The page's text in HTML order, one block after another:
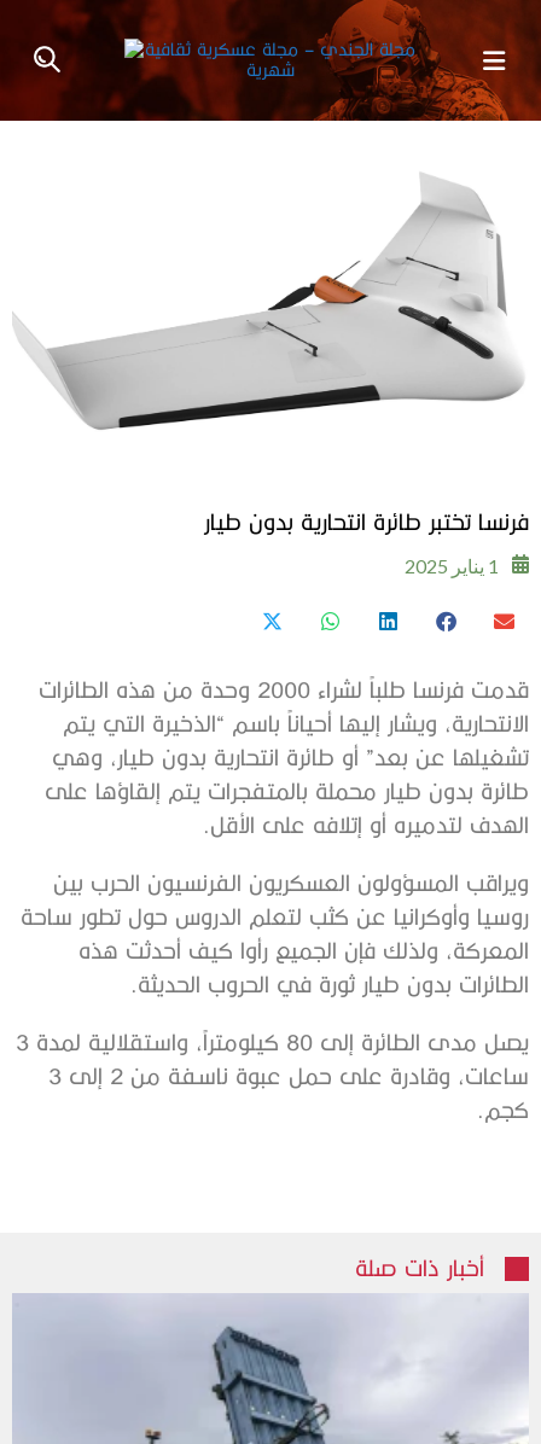
فرنسا تختبر طائرة انتحارية بدون طيار
1 يناير 2025
قدمت فرنسا طلباً لشراء 2000 وحدة من هذه الطائرات
الانتحارية، ويشار إليها أحياناً باسم “الذخيرة التي يتم
تشغيلها عن بعد” أو طائرة انتحارية بدون طيار، وهي
طائرة بدون طيار محملة بالمتفجرات يتم إلقاؤها على
الهدف لتدميره أو إتلافه على الأقل.
ويراقب المسؤولون العسكريون الفرنسيون الحرب بين
روسيا وأوكرانيا عن كثب لتعلم الدروس حول تطور ساحة
المعركة، ولذلك فإن الجميع رأوا كيف أحدثت هذه
الطائرات بدون طيار ثورة في الحروب الحديثة.
يصل مدى الطائرة إلى 80 كيلومتراً، واستقلالية لمدة 3
ساعات، وقادرة على حمل عبوة ناسفة من 2 إلى 3
كجم.
أخبار ذات صلة